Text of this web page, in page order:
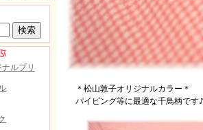
＊松山敦子オリジナルカラー＊
パイピング等に最適な千鳥柄です♪